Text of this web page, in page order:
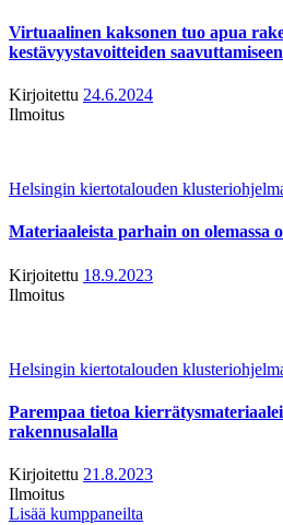
Virtuaalinen kaksonen tuo apua
kestävyystavoitteiden saavuttamiseen
Kirjoitettu 24.6.2024
Ilmoitus
Helsingin kiertotalouden
Materiaaleista parhain on olemassa
Kirjoitettu 18.9.2023
Ilmoitus
Helsingin kiertotalouden
Parempaa tietoa
rakennusalalla
Kirjoitettu 21.8.2023
Ilmoitus
Lisää kumppaneilta